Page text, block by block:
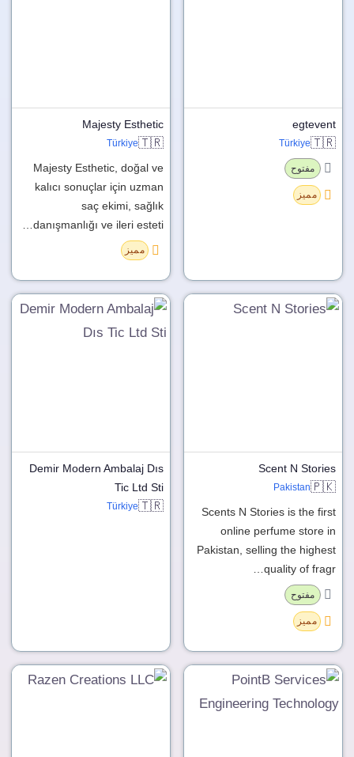
egtevent
🇹🇷
Türkiye
مفتوح
مميز
Majesty Esthetic
🇹🇷
Türkiye
Majesty Esthetic, doğal ve
kalıcı sonuçlar için uzman
saç ekimi, sağlık
danışmanlığı ve ileri esteti…
مميز
Scent N Stories
🇵🇰
Pakistan
Scents N Stories is the first
online perfume store in
Pakistan, selling the highest
quality of fragr…
مفتوح
مميز
Demir Modern Ambalaj Dıs
Tic Ltd Sti
🇹🇷
Türkiye